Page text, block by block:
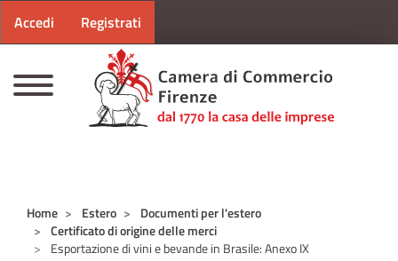
Menu profilo utente
Accedi Registrati
Home Estero
Documenti per l'estero
Certificato di origine delle merci
Esportazione di vini e bevande in Brasile: Anexo IX